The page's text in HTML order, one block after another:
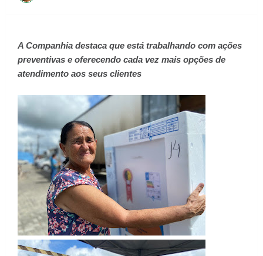
A Companhia destaca que está trabalhando com ações
preventivas e oferecendo cada vez mais opções de
atendimento aos seus clientes